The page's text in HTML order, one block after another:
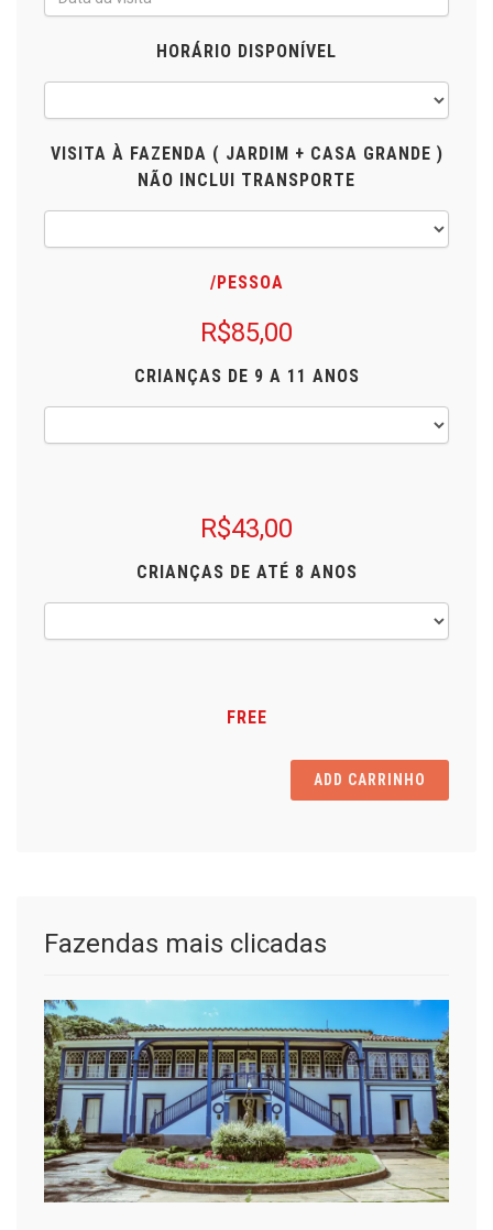
HORÁRIO DISPONÍVEL
VISITA À FAZENDA ( JARDIM + CASA GRANDE )
NÃO INCLUI TRANSPORTE
/PESSOA
R$85,00
CRIANÇAS DE 9 A 11 ANOS
R$43,00
CRIANÇAS DE ATÉ 8 ANOS
FREE
ADD CARRINHO
Fazendas mais clicadas